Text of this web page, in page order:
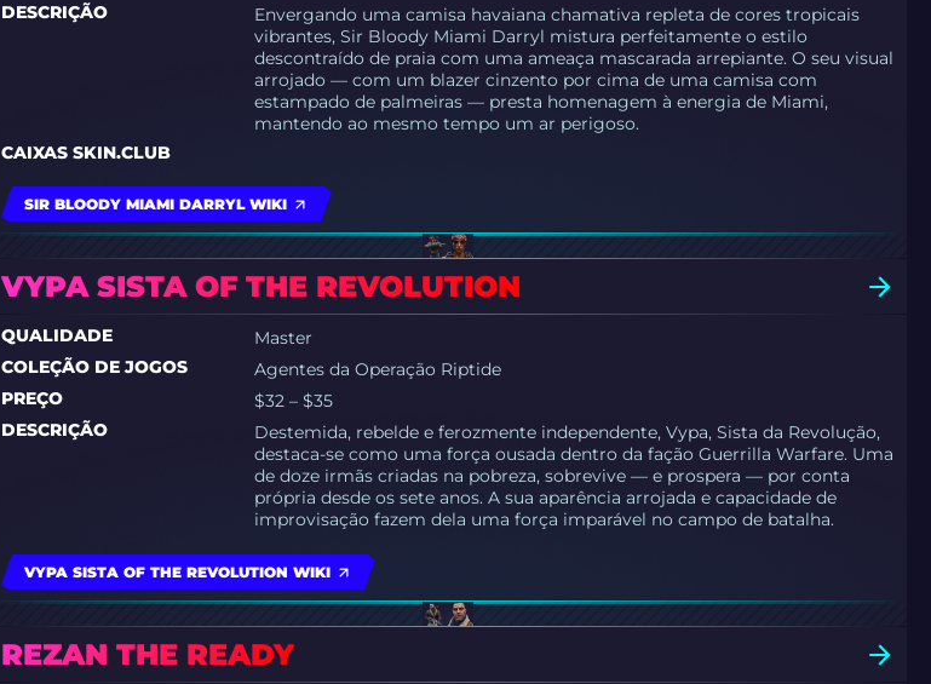
DESCRIÇÃO
Envergando uma camisa havaiana chamativa repleta de cores tropicais
vibrantes, Sir Bloody Miami Darryl mistura perfeitamente o estilo
descontraído de praia com uma ameaça mascarada arrepiante. O seu visual
arrojado — com um blazer cinzento por cima de uma camisa com
estampado de palmeiras — presta homenagem à energia de Miami,
mantendo ao mesmo tempo um ar perigoso.
CAIXAS SKIN.CLUB
SIR BLOODY MIAMI DARRYL WIKI
VYPA SISTA OF THE REVOLUTION
QUALIDADE
Master
COLEÇÃO DE JOGOS
Agentes da Operação Riptide
PREÇO
$32 – $35
DESCRIÇÃO
Destemida, rebelde e ferozmente independente, Vypa, Sista da Revolução,
destaca-se como uma força ousada dentro da fação Guerrilla Warfare. Uma
de doze irmãs criadas na pobreza, sobrevive — e prospera — por conta
própria desde os sete anos. A sua aparência arrojada e capacidade de
improvisação fazem dela uma força imparável no campo de batalha.
VYPA SISTA OF THE REVOLUTION WIKI
REZAN THE READY